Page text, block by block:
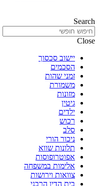
Search
Close
יישוב סכסוך
הסכמים
זמני שהות
משמורת
מזונות
גיטין
ילדים
רכוש
סלב
ניכור הורי
תלונות שווא
אפוטרופוסות
אלימות במשפחה
צוואות וירושות
בית הדין הרבני